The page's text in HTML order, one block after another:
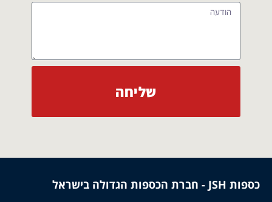
שליחה
כספות JSH - חברת הכספות הגדולה בישראל